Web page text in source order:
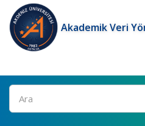
Akademik Veri
Ara